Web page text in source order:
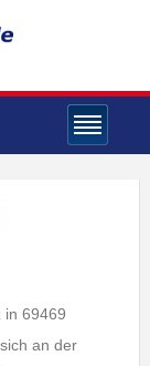
in 69469
an der